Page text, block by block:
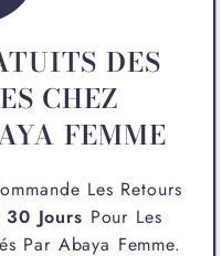
DES
CHEZ
FEMME
Les Retours
30 Jours Pour Les
Par Abaya Femme.